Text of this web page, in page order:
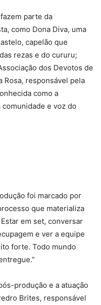
parte da
como Dona Diva, uma
capelão que
rezas e do cururu;
dos Devotos de
Rosa, responsável pela
como a
comunidade e voz do
foi marcado por
que materializa
em set, conversar
e ver a equipe
forte. Todo mundo
produção e a atuação
Brites, responsável